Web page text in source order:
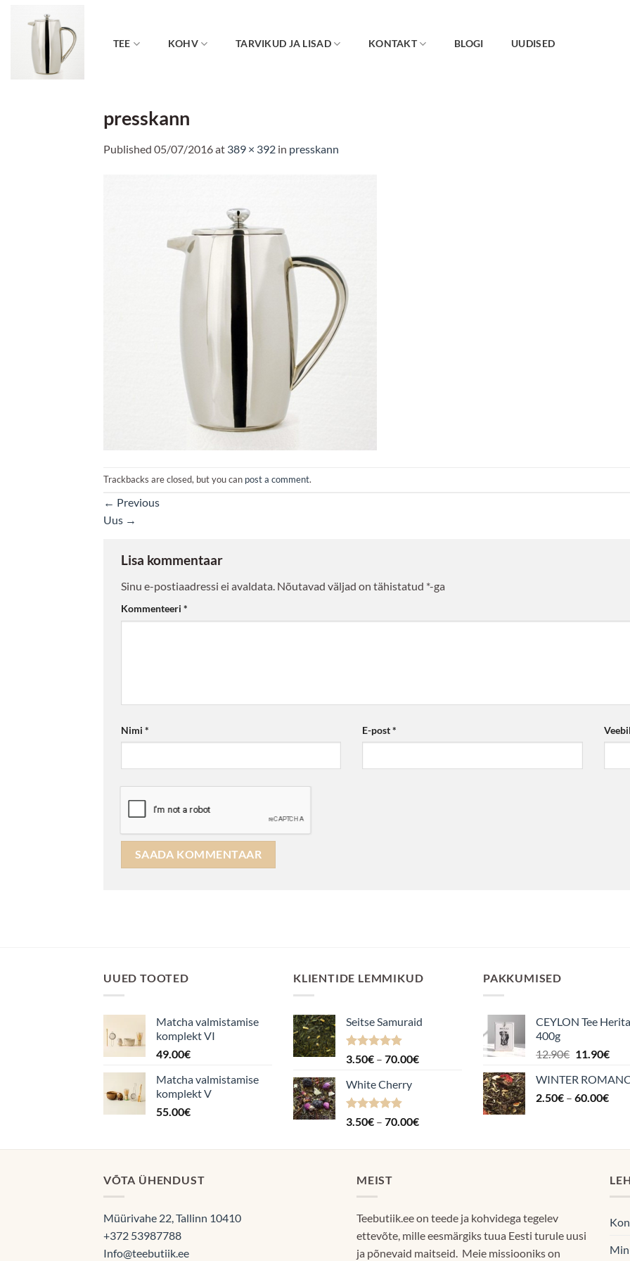
TEE KOHV TARVIKUD JA LISAD KONTAKT BLOGI UUDISED
presskann
Published 05/07/2016at 389 × 392 in presskann
Trackbacks are closed, but you can post a comment.
← Previous
Uus →
Lisa kommentaar
Sinu e-postiaadressi ei avaldata. Nõutavad väljad on tähistatud *-ga
Kommenteeri *
Nimi * E-post*
UUED TOOTED
Matcha valmistamise
komplekt VI
49.00€
Matcha valmistamise
komplekt V
55.00€
KLIENTIDE LEMMIKUD
Seitse Samuraid
Hinnanguga
3.50€ – 70.00€Hinnavahemik:
White Cherry
Hinnanguga
3.50€ – 70.00€Hinnavahemik:
kuni
PAKKUMISED
CEYLON Tee
400g
12.90€ Algne
oli:
12.90€.
11.90€
on:
WINTER
2.50€ – 60.00€
VÕTA ÜHENDUST
Müürivahe 22, Tallinn 10410
+372 53987788
Info@teebutiik.ee
MEIST
Teebutiik.ee on teede ja kohvidega tegelev
ettevõte, mille eesmärgiks tuua Eesti turule uusi
ja põnevaid maitseid. Meie missiooniks on